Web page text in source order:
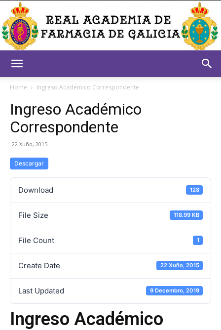
Academia
Farmacia
Home Ingreso Académico Correspondente
Ingreso Académico
Correspondente
22 Xuño, 2015
Descargar
Download 128
File Size 118.99 KB
File Count 1
Create Date 22 Xuño, 2015
Last Updated 9 Decembro, 2019
Ingreso Académico